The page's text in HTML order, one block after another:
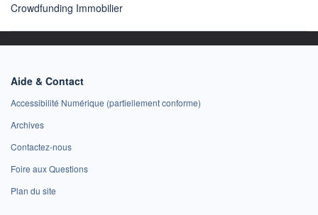
Crowdfunding Immobilier
Aide & Contact
Accessibilité Numérique (partiellement conforme)
Archives
Contactez-nous
Foire aux Questions
Plan du site